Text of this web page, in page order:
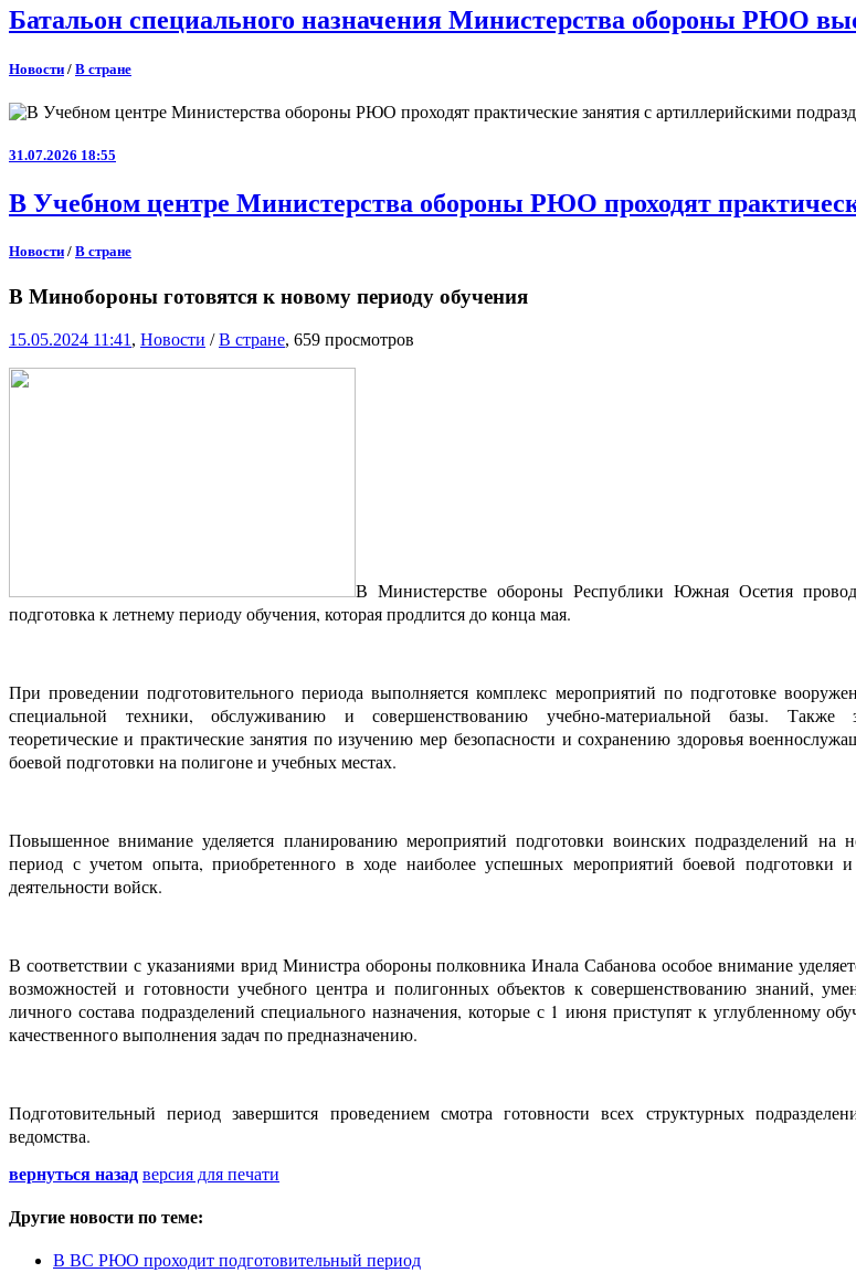
Батальон специального назначения Министерства обороны РЮО
Новости / В стране
31.07.2026 18:55
В Учебном центре Министерства обороны РЮО проходят
Новости / В стране
В Минобороны готовятся к новому периоду обучения
15.05.2024 11:41 , Новости /В стране, 659 просмотров
В Министерстве обороны Республики Южная Осетия
подготовка к летнему периоду обучения, которая продлится до конца мая.
При проведении подготовительного периода выполняется комплекс мероприятий по подготовке
специальной техники, обслуживанию и совершенствованию учебно-материальной базы. Также
теоретические и практические занятия по изучению мербезопасности и сохранению здоровья
боевой подготовки на полигоне и учебных местах.
Повышенное внимание уделяется планированию мероприятий подготовки воинских подразделений на
период с учетом опыта, приобретенного в ходе наиболее успешных мероприятий боевой подготовки и
деятельности войск.
В соответствии с указаниями врид Министра обороны полковника Инала Сабанова особое внимание
возможностей и готовности учебного центра и полигонных объектов к совершенствованию знаний,
личного состава подразделений специального назначения, которые с 1 июня приступят к углубленному
качественного выполнения задач по предназначению.
Подготовительный период завершится проведением смотра готовности всех структурных
ведомства.
вернуться назад версия для печати
Другие новости по теме:
В ВС РЮО проходит подготовительный период